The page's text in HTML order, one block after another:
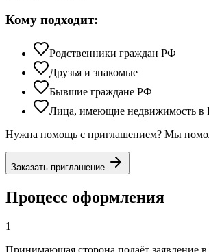
Кому подходит:
Родственники граждан РФ
Друзья и знакомые
Бывшие граждане РФ
Лица, имеющие недвижимость в
Нужна помощь с приглашением? Мы
Заказать приглашение
Процесс оформления
1
Принимающая сторона подаёт